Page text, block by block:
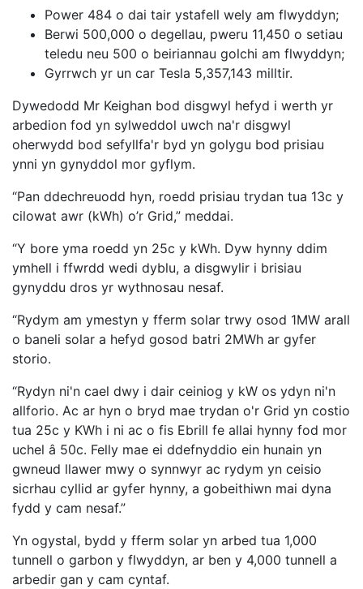
Power 484 o dai tair ystafell wely am flwyddyn;
Berwi 500,000 o degellau, pweru 11,450 o setiau
teledu neu 500 o beiriannau golchi am flwyddyn;
Gyrrwch yr un car Tesla 5,357,143 milltir.
Dywedodd Mr Keighan bod disgwyl hefyd i werth yr
arbedion fod yn sylweddol uwch na'r disgwyl
oherwydd bod sefyllfa'r byd yn golygu bod prisiau
ynni yn gynyddol mor gyflym.
“Pan ddechreuodd hyn, roedd prisiau trydan tua 13c y
cilowat awr (kWh) o’r Grid,” meddai.
“Y bore yma roedd yn 25c y kWh. Dyw hynny ddim
ymhell i ffwrdd wedi dyblu, a disgwylir i brisiau
gynyddu dros yr wythnosau nesaf.
“Rydym am ymestyn y fferm solar trwy osod 1MW arall
o baneli solar a hefyd gosod batri 2MWh ar gyfer
storio.
“Rydyn ni'n cael dwy i dair ceiniog y kW os ydyn ni'n
allforio. Ac ar hyn o bryd mae trydan o'r Grid yn costio
tua 25c y KWh i ni ac o fis Ebrill fe allai hynny fod mor
uchel â 50c. Felly mae ei ddefnyddio ein hunain yn
gwneud llawer mwy o synnwyr ac rydym yn ceisio
sicrhau cyllid ar gyfer hynny, a gobeithiwn mai dyna
fydd y cam nesaf.”
Yn ogystal, bydd y fferm solar yn arbed tua 1,000
tunnell o garbon y flwyddyn, ar ben y 4,000 tunnell a
arbedir gan y cam cyntaf.